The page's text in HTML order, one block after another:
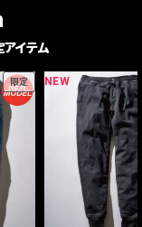
イテム
限定 NEW